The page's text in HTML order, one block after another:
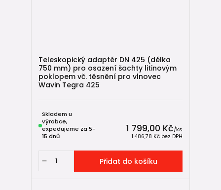
Teleskopický adaptér DN 425 (délka
750 mm) pro osazení šachty litinovým
poklopem vč. těsnění pro vlnovec
Wavin Tegra 425
1 799,00 Kč/ks
1 486,78 Kč bez DPH
Skladem u
výrobce,
expedujeme za 5-
15 dnů
Přidat do košíku